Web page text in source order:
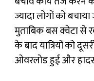
ज्यादा लोगों को
मुताबिक बस क्वेटा से
के बाद यात्रियों को
ओवरलोड हुई और